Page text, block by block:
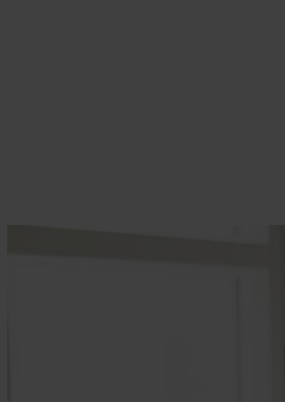
z opisem i
na Platformie;